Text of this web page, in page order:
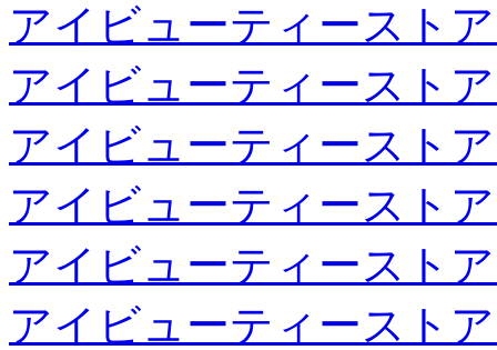
アイビューティースト
アイビューティースト
アイビューティースト
アイビューティースト
アイビューティースト
アイビューティースト